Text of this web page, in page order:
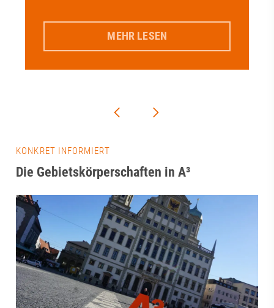
MEHR LESEN
KONKRET INFORMIERT
Die Gebietskörperschaften in A³